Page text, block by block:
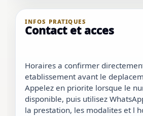
INFOS PRATIQUES
Contact et acces
Horaires a confirmer
etablissement avant le
Appelez en priorite lorsque le
disponible, puis utilisez
la prestation, les modalites et l